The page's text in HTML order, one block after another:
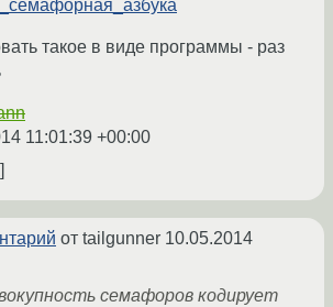
такое в виде программы - раз
11:01:39 +00:00
от tailgunner 10.05.2014
семафоров кодирует